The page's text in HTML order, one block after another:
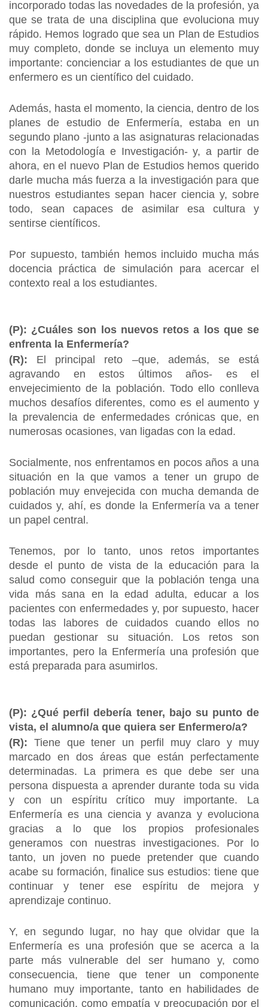
incorporado todas las novedades de la profesión, ya
que se trata de una disciplina que evoluciona muy
rápido. Hemos logrado que sea un Plan de Estudios
muy completo, donde se incluya un elemento muy
importante: concienciar a los estudiantes de que un
enfermero es un científico del cuidado.
Además, hasta el momento, la ciencia, dentro de los
planes de estudio de Enfermería, estaba en un
segundo plano -junto a las asignaturas relacionadas
con la Metodología e Investigación- y, a partir de
ahora, en el nuevo Plan de Estudios hemos querido
darle mucha más fuerza a la investigación para que
nuestros estudiantes sepan hacer ciencia y, sobre
todo, sean capaces de asimilar esa cultura y
sentirse científicos.
Por supuesto, también hemos incluido mucha más
docencia práctica de simulación para acercar el
contexto real a los estudiantes.
(P): ¿Cuáles son los nuevos retos a los que se
enfrenta la Enfermería?
(R): El principal reto –que, además, se está
agravando en estos últimos años- es el
envejecimiento de la población. Todo ello conlleva
muchos desafíos diferentes, como es el aumento y
la prevalencia de enfermedades crónicas que, en
numerosas ocasiones, van ligadas con la edad.
Socialmente, nos enfrentamos en pocos años a una
situación en la que vamos a tener un grupo de
población muy envejecida con mucha demanda de
cuidados y, ahí, es donde la Enfermería va a tener
un papel central.
Tenemos, por lo tanto, unos retos importantes
desde el punto de vista de la educación para la
salud como conseguir que la población tenga una
vida más sana en la edad adulta, educar a los
pacientes con enfermedades y, por supuesto, hacer
todas las labores de cuidados cuando ellos no
puedan gestionar su situación. Los retos son
importantes, pero la Enfermería una profesión que
está preparada para asumirlos.
(P): ¿Qué perfil debería tener, bajo su punto de
vista, el alumno/a que quiera ser Enfermero/a?
(R): Tiene que tener un perfil muy claro y muy
marcado en dos áreas que están perfectamente
determinadas. La primera es que debe ser una
persona dispuesta a aprender durante toda su vida
y con un espíritu crítico muy importante. La
Enfermería es una ciencia y avanza y evoluciona
gracias a lo que los propios profesionales
generamos con nuestras investigaciones. Por lo
tanto, un joven no puede pretender que cuando
acabe su formación, finalice sus estudios: tiene que
continuar y tener ese espíritu de mejora y
aprendizaje continuo.
Y, en segundo lugar, no hay que olvidar que la
Enfermería es una profesión que se acerca a la
parte más vulnerable del ser humano y, como
consecuencia, tiene que tener un componente
humano muy importante, tanto en habilidades de
comunicación, como empatía y preocupación por el